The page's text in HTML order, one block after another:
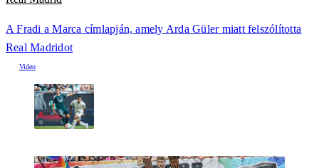
A Fradi a Marca címlapján, amely Arda Güler miatt felszólította
Real Madridot